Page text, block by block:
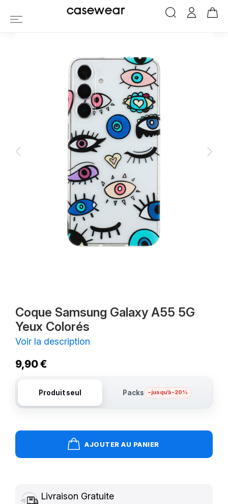
Coque Samsung Galaxy A55 5G Yeux
casewear
Coque Samsung Galaxy A55 5G
Yeux Colorés
Voir la description
9,90 €
Produit seul Packs – jusqu’à -20%
AJOUTER AU PANIER
Livraison Gratuite